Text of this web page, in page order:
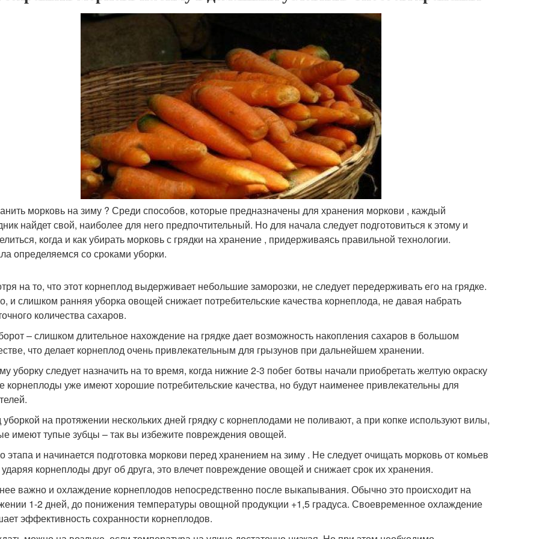
морковь на зиму ? Среди способов, которые предназначены для хранения моркови , каждый
найдет свой, наиболее для него предпочтительный. Но для начала следует подготовиться к этому и
когда и как убирать морковь с грядки на хранение , придерживаясь правильной технологии.
определяемся со сроками уборки.
на то, что этот корнеплод выдерживает небольшие заморозки, не следует передерживать его на грядке.
и слишком ранняя уборка овощей снижает потребительские качества корнеплода, не давая набрать
количества сахаров.
– слишком длительное нахождение на грядке дает возможность накопления сахаров в большом
что делает корнеплод очень привлекательным для грызунов при дальнейшем хранении.
уборку следует назначить на то время, когда нижние 2-3 побег ботвы начали приобретать желтую окраску
корнеплоды уже имеют хорошие потребительские качества, но будут наименее привлекательны для
на протяжении нескольких дней грядку с корнеплодами не поливают, а при копке используют вилы,
имеют тупые зубцы – так вы избежите повреждения овощей.
этапа и начинается подготовка моркови перед хранением на зиму . Не следует очищать морковь от комьев
корнеплоды друг об друга, это влечет повреждение овощей и снижает срок их хранения.
важно и охлаждение корнеплодов непосредственно после выкапывания. Обычно это происходит на
1-2 дней, до понижения температуры овощной продукции +1,5 градуса. Своевременное охлаждение
эффективность сохранности корнеплодов.